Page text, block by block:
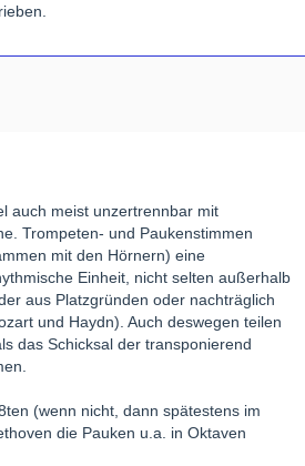
auch meist unzertrennbar mit
Trompeten- und Paukenstimmen
mit den Hörnern) eine
Einheit, nicht selten außerhalb
aus Platzgründen oder nachträglich
und Haydn). Auch deswegen teilen
das Schicksal der transponierend
(wenn nicht, dann spätestens im
die Pauken u.a. in Oktaven